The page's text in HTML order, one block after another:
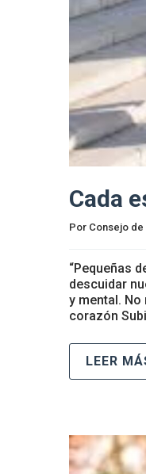
Cada
Por Consejo
“Pequeñas
descuidar
y mental.
corazón
LEER